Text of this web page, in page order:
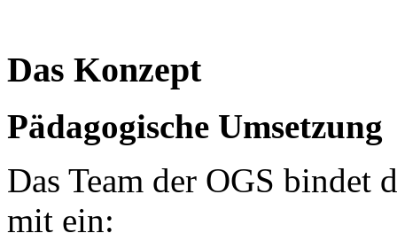
Das Konzept
Pädagogische Umsetzung
Das Team der OGS bindet
mit ein: